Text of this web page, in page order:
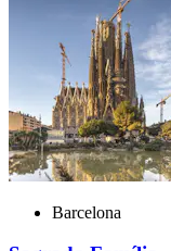
Barcelona